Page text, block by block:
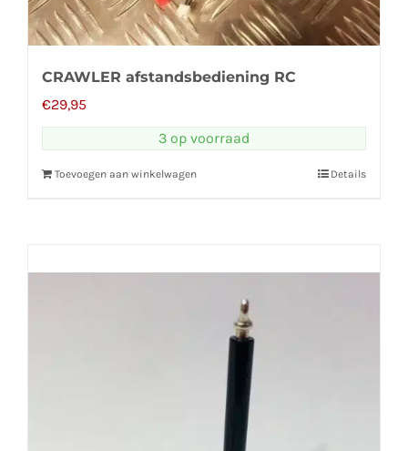
CRAWLER afstandsbediening RC
€29,95
3 op voorraad
Toevoegen aan winkelwagen Details